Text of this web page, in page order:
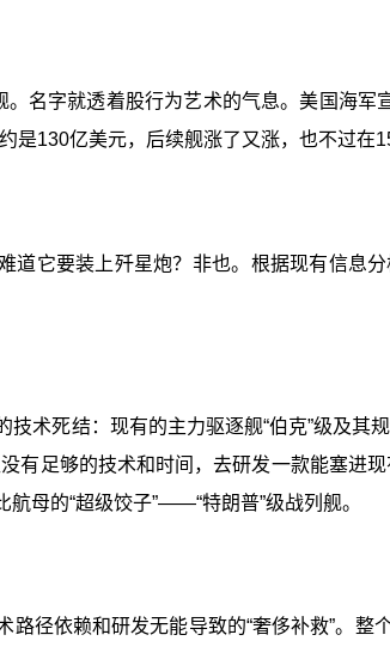
。名字就透着股行为艺术的气息。美国海
是130亿美元，后续舰涨了又涨，也不过
道它要装上歼星炮？非也。根据现有信息
技术死结：现有的主力驱逐舰“伯克”级及
有足够的技术和时间，去研发一款能塞进
航母的“超级饺子”——“特朗普”级战列舰。
路径依赖和研发无能导致的“奢侈补救”。整